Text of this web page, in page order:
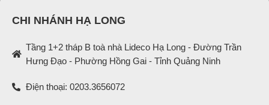
CHI NHÁNH HẠ LONG
Tầng 1+2 tháp B toà nhà Lideco Hạ Long - Đường Trần
Hưng Đạo - Phường Hồng Gai - Tỉnh Quảng Ninh
Điện thoại: 0203.3656072